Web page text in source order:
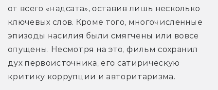
от всего «надсата», оставив лишь несколько
ключевых слов. Кроме того, многочисленные
эпизоды насилия были смягчены или вовсе
опущены. Несмотря на это, фильм сохранил
дух первоисточника, его сатирическую
критику коррупции и авторитаризма.